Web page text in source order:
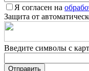
Я согласен на
Защита от
Введите символы с